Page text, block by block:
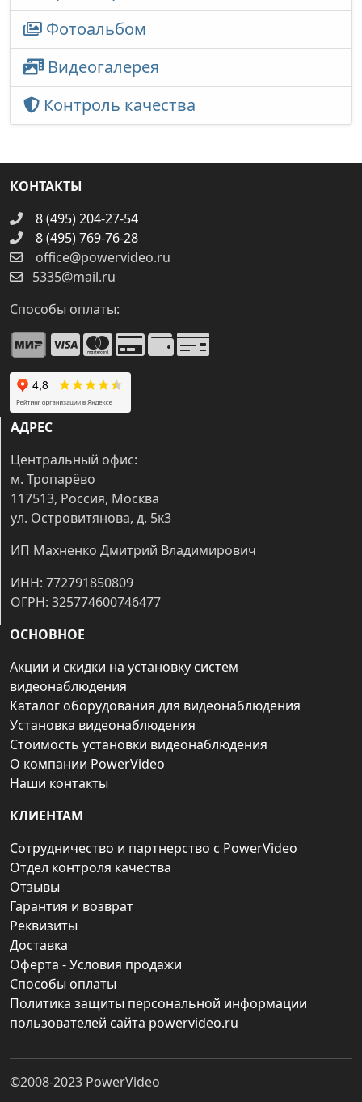
Фотоальбом
Видеогалерея
Контроль качества
КОНТАКТЫ
8 (495) 204-27-54
8 (495) 769-76-28
office@powervideo.ru
5335@mail.ru
Способы оплаты:
АДРЕС
Центральный офис:
м. Тропарёво
117513, Россия, Москва
ул. Островитянова, д. 5к3
ИП Махненко Дмитрий Владимирович
ИНН: 772791850809
ОГРН: 325774600746477
ОСНОВНОЕ
Акции и скидки на установку систем
видеонаблюдения
Каталог оборудования для видеонаблюдения
Установка видеонаблюдения
Стоимость установки видеонаблюдения
О компании PowerVideo
Наши контакты
КЛИЕНТАМ
Сотрудничество и партнерство с PowerVideo
Отдел контроля качества
Отзывы
Гарантия и возврат
Реквизиты
Доставка
Оферта - Условия продажи
Способы оплаты
Политика защиты персональной информации
пользователей сайта powervideo.ru
©2008-2023 PowerVideo